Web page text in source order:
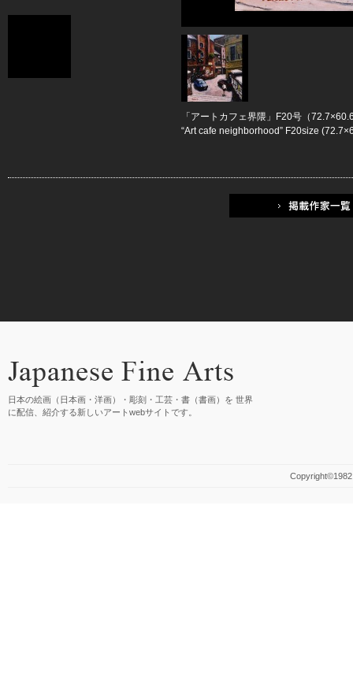
「アートカフェ界隈」F20号（
“Art cafe neighborhood” F20size
日本の絵画（日本画・洋画）・彫刻・工芸・書（書画）を 世界
に配信、紹介する新しいアートwebサイトです。